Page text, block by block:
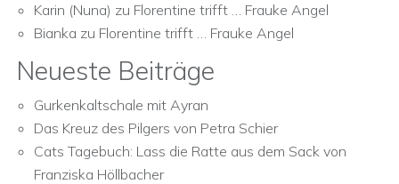
Karin (Nuna) zu Florentine trifft … Frauke Angel
Bianka zu Florentine trifft … Frauke Angel
Neueste Beiträge
Gurkenkaltschale mit Ayran
Das Kreuz des Pilgers von Petra Schier
Cats Tagebuch: Lass die Ratte aus dem Sack von
Franziska Höllbacher